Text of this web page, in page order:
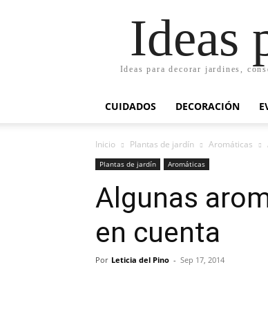
Ideas
Ideas para decorar jardines,
CUIDADOS DECORACIÓN
Inicio Plantas de jardín Aromáticas
Plantas de jardín Aromáticas
Algunas
en cuenta
Por Leticia del Pino - Sep 17, 2014